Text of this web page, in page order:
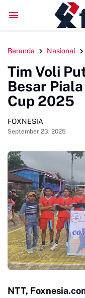
DPRD Sinjai
Beranda Nasional
Tim Voli
Besar
Cup 2025
FOXNESIA
September 23, 2025
NTT,